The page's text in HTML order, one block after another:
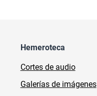
Hemeroteca
Cortes de audio
Galerías de imágenes